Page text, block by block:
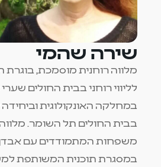
שירה שהמי
מלווה רוחנית מוסמכת, בוגרת
לליווי רוחני בבית החולים
במחלקה האונקולוגית
בבית החולים תל השומר. מלווה
משפחות המתמודדים עם
במסגרת תוכנית המשותפת